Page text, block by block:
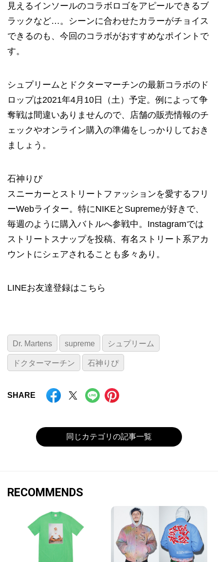
見えるインソールのコラボロゴをアピールできるブ
ラックなど…。シーンに合わせたカラーがチョイス
できるのも、今回のコラボがおすすめなポイントで
す。
シュプリームとドクターマーチンの最新コラボのド
ロップは2021年4月10日（土）予定。例によって争
奪戦は間違いありませんので、店舗の販売情報のチ
ェックやオンライン購入の準備をしっかりしておき
ましょう。
石神りぴ
スニーカーとストリートファッションを愛するフリ
ーWebライター。特にNIKEとSupremeが好きで、
毎週のように購入バトルへ参戦中。Instagramでは
ストリートスナップを投稿、有名ストリート系アカ
ウントにシェアされることも多々あり。
LINEお友達登録はこちら
Dr. Martens supreme シュプリーム
ドクターマーチン 石神りぴ
SHARE
同じカテゴリの記事一覧
RECOMMENDS